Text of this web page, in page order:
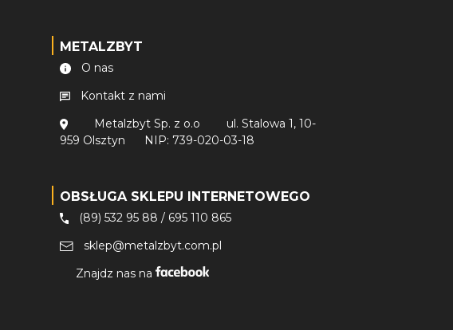
METALZBYT
O nas
Kontakt z nami
Metalzbyt Sp. z o.o
ul. Stalowa 1, 10-
959 Olsztyn
NIP: 739-020-03-18
OBSŁUGA SKLEPU INTERNETOWEGO
(89) 532 95 88 / 695 110 865
sklep@metalzbyt.com.pl
Znajdz nas na